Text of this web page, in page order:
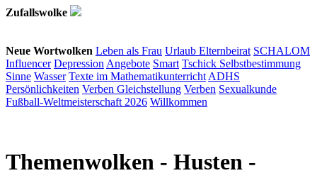
Zufallswolke
Neue Wortwolken Leben als Frau Urlaub Elternbeirat SCHALOM
Influencer Depression Angebote Smart Tschick Selbstbestimmung
Sinne Wasser Texte im Mathematikunterricht ADHS
Persönlichkeiten Verben Gleichstellung Verben Sexualkunde
Fußball-Weltmeisterschaft 2026 Willkommen
Themenwolken - Husten -